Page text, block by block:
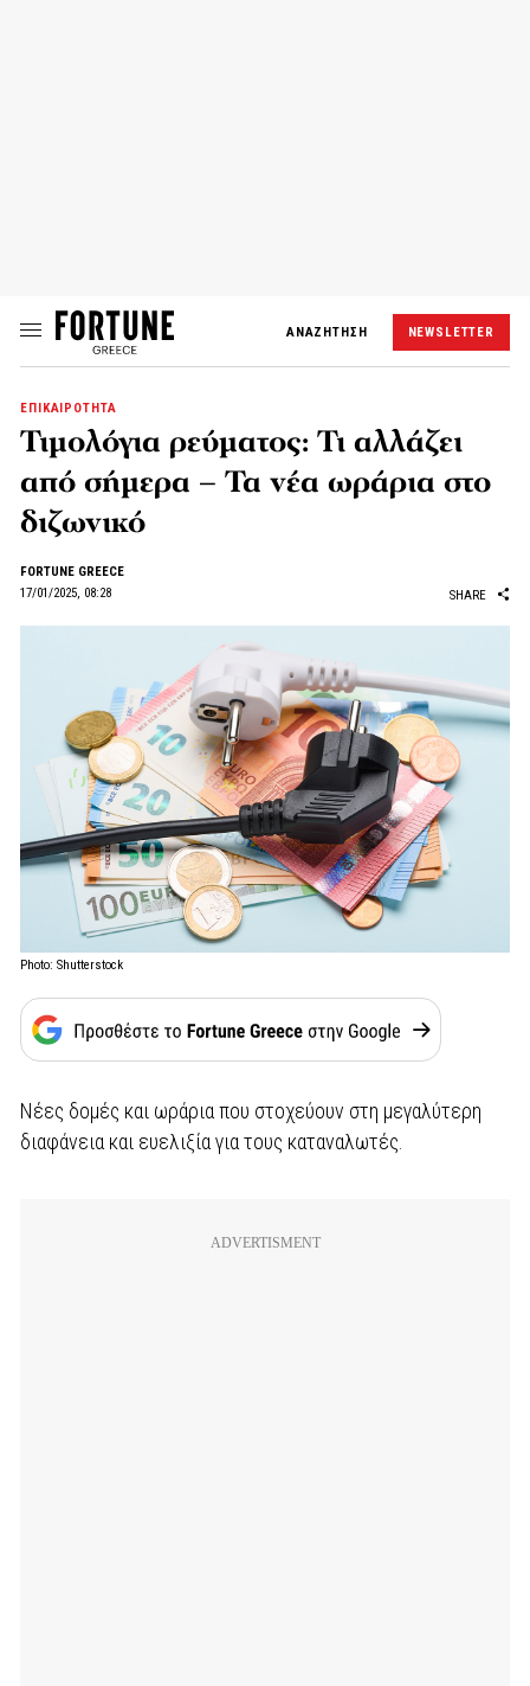
ΑΝΑΖΗΤΗΣΗ NEWSLETTER
ΕΠΙΚΑΙΡΟΤΗΤΑ
Τιμολόγια ρεύματος: Τι αλλάζει
από σήμερα – Τα νέα ωράρια στο
διζωνικό
FORTUNE GREECE
17/01/2025, 08:28
SHARE
Photo: Shutterstock
Νέες δομές και ωράρια που στοχεύουν στη μεγαλύτερη
διαφάνεια και ευελιξία για τους καταναλωτές.